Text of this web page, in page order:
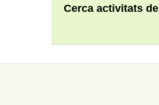
Cerca activitats